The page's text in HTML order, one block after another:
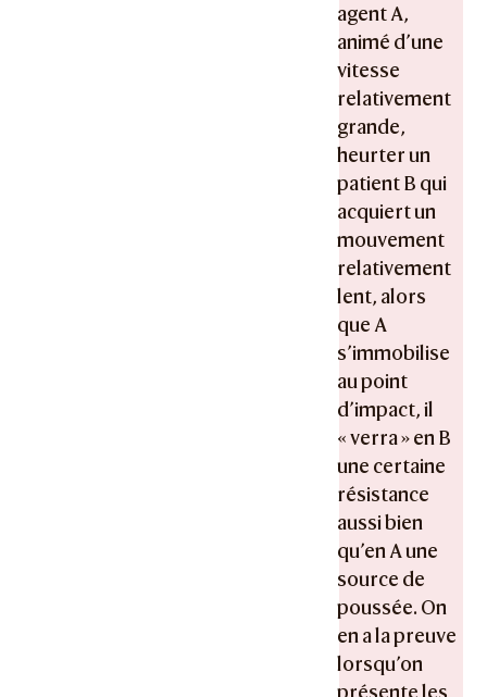
agent A,
animé d’une
vitesse
relativement
grande,
heurter un
patient B qui
acquiert un
mouvement
relativement
lent, alors
que A
s’immobilise
au point
d’impact, il
« verra » en B
une certaine
résistance
aussi bien
qu’en A une
source de
poussée. On
en a la preuve
lorsqu’on
présente les